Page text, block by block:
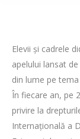
Elevii și cadrele
apelului lansat
din lume pe
În fiecare an, pe
privire la
Internațională a